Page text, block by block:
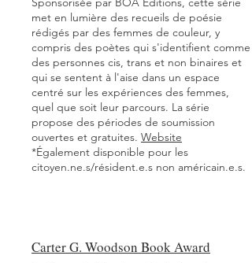
met en lumière des recueils de poésie
rédigés par des femmes de couleur, y
compris des poètes qui s'identifient comme
des personnes cis, trans et non binaires et
qui se sentent à l'aise dans un espace
centré sur les expériences des femmes,
quel que soit leur parcours. La série
propose des périodes de soumission
ouvertes et gratuites. Website
*Également disponible pour les
citoyen.ne.s/résident.e.s non américain.e.s.
Carter G. Woodson Book Award